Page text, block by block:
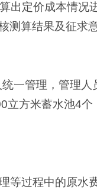
出定价成本情况
测算结果及征求
一管理，管理
方米蓄水池4
等过程中的原水